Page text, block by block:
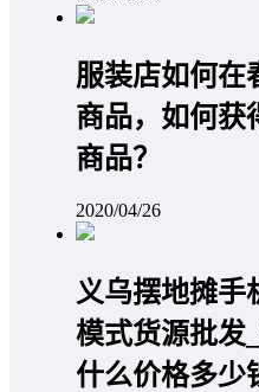
服装店如何在
商品，如何获
商品？
2020/04/26
义乌摆地摊手
模式货源批发
什么价格多少